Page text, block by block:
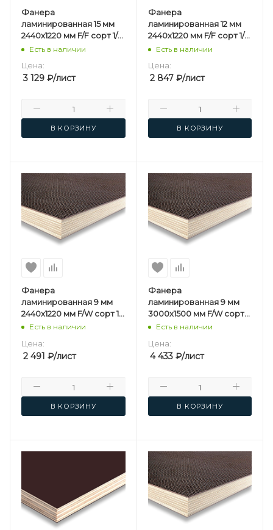
Фанера
ламинированная 15 мм
2440х1220 мм F/F сорт 1/1
березовая
Есть в наличии
Цена:
3 129 ₽/лист
В КОРЗИНУ
Фанера
ламинированная 12 мм
2440х1220 мм F/F сорт 1/1
березовая
Есть в наличии
Цена:
2 847₽/лист
В КОРЗИНУ
Фанера
ламинированная 9 мм
2440х1220 мм F/W сорт 1/1
березовая
Есть в наличии
Цена:
2 491 ₽/лист
В КОРЗИНУ
Фанера
ламинированная 9 мм
3000х1500 мм F/W сорт
1/1 березовая
Есть в наличии
Цена:
4 433₽/лист
В КОРЗИНУ